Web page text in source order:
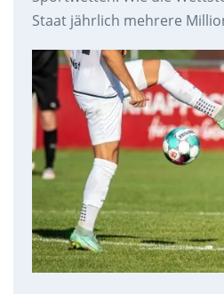
Staat jährlich mehrere